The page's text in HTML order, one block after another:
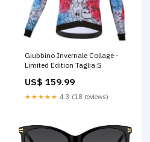
Giubbino Invernale Collage -
Limited Edition Taglia:S
US$ 159.99
★★★★★ 4.3 (18 reviews)